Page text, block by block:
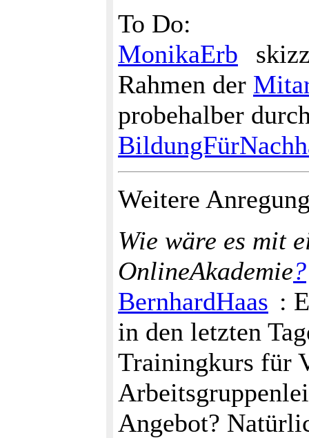
To Do:
MonikaErb
Rahmen der
probehalber
Weitere
Wie wäre es mit
OnlineAkademie?
BernhardHaas :
in den letzten
Trainingkurs für
Angebot?